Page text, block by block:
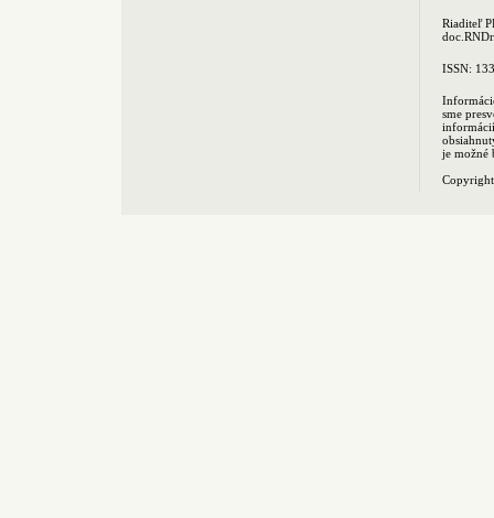
Riaditeľ
ISSN:
sme
je možné